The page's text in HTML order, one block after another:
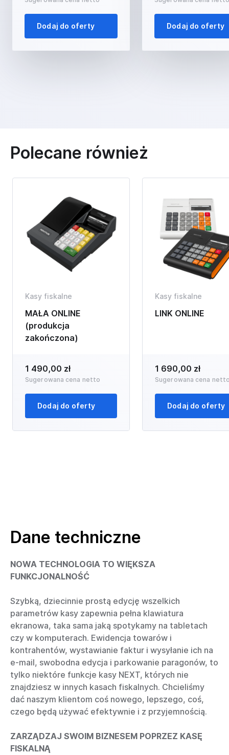
Dodaj do oferty Dodaj do oferty
Polecane również
Kasy fiskalne
MAŁA ONLINE
(produkcja
zakończona)
1 490,00 zł
Sugerowana cena netto
Dodaj do oferty
Kasy fiskalne
LINK ONLINE
1 690,00 zł
Sugerowana cena
Dodaj do oferty
Dane techniczne
NOWA TECHNOLOGIA TO WIĘKSZA
FUNKCJONALNOŚĆ
Szybką, dziecinnie prostą edycję wszelkich
parametrów kasy zapewnia pełna klawiatura
ekranowa, taka sama jaką spotykamy na tabletach
czy w komputerach. Ewidencja towarów i
kontrahentów, wystawianie faktur i wysyłanie ich na
e-mail, swobodna edycja i parkowanie paragonów, to
tylko niektóre funkcje kasy NEXT, których nie
znajdziesz w innych kasach fiskalnych. Chcieliśmy
dać naszym klientom coś nowego, lepszego, coś,
czego będą używać efektywnie i z przyjemnością.
ZARZĄDZAJ SWOIM BIZNESEM POPRZEZ KASĘ
FISKALNĄ